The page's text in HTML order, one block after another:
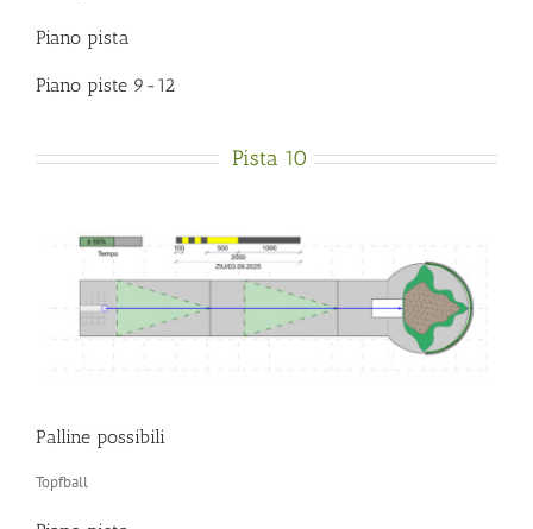
Piano pista
Piano piste 9-12
Pista 10
Palline possibili
Topfball